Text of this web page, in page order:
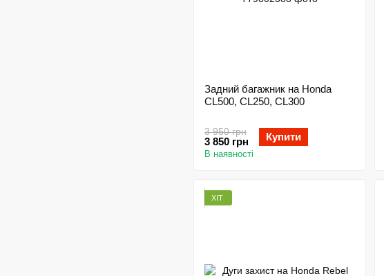
Задний багажник на Honda
CL500, CL250, CL300
3 950 грн
3 850 грн Купити
В наявності
ХІТ